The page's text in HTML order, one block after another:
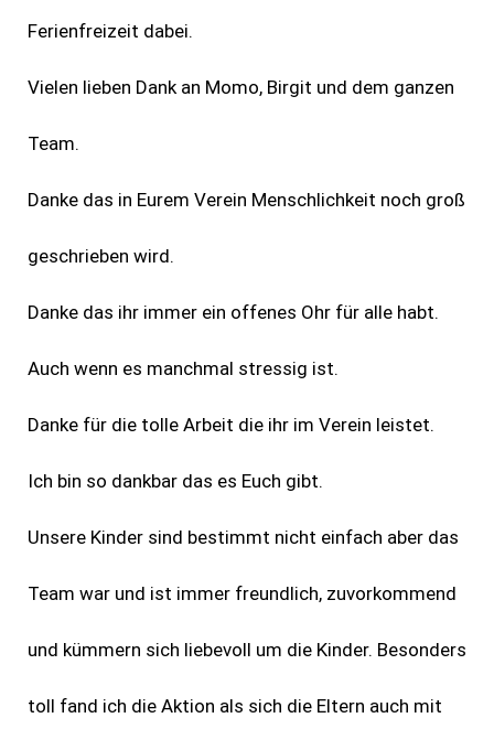
Ferienfreizeit dabei.
Vielen lieben Dank an Momo, Birgit und dem ganzen
Team.
Danke das in Eurem Verein Menschlichkeit noch groß
geschrieben wird.
Danke das ihr immer ein offenes Ohr für alle habt.
Auch wenn es manchmal stressig ist.
Danke für die tolle Arbeit die ihr im Verein leistet.
Ich bin so dankbar das es Euch gibt.
Unsere Kinder sind bestimmt nicht einfach aber das
Team war und ist immer freundlich, zuvorkommend
und kümmern sich liebevoll um die Kinder. Besonders
toll fand ich die Aktion als sich die Eltern auch mit